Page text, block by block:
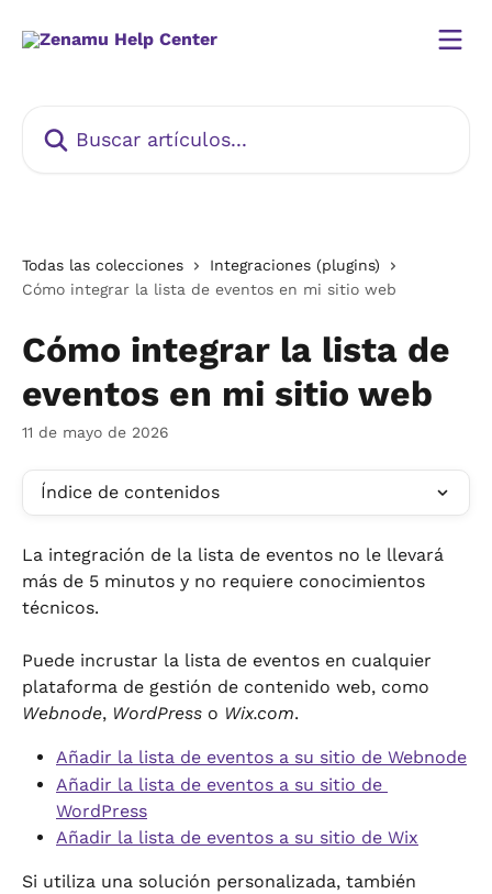
Todas las colecciones
Integraciones (plugins)
Cómo integrar la lista de eventos en mi sitio web
Cómo integrar la lista de
eventos en mi sitio web
11 de mayo de 2026
Índice de contenidos
La integración de la lista de eventos no le llevará
más de 5 minutos y no requiere conocimientos
técnicos.
Puede incrustar la lista de eventos en cualquier
plataforma de gestión de contenido web, como
Webnode, WordPress o Wix.com.
Añadir la lista de eventos a su sitio de Webnode
Añadir la lista de eventos a su sitio de
WordPress
Añadir la lista de eventos a su sitio de Wix
Si utiliza una solución personalizada, también